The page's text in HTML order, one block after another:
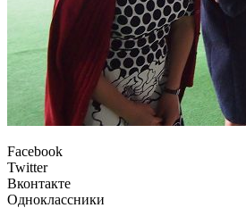
Facebook
Twitter
Вконтакте
Одноклассники